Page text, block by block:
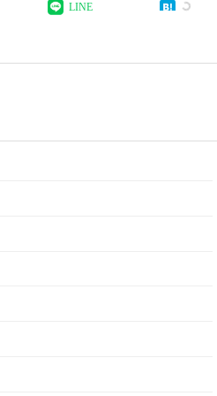
LINE